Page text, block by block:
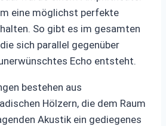
eine möglichst perfekte
So gibt es im gesamten
sich parallel gegenüber
Echo entsteht.
bestehen aus
Hölzern, die dem Raum
Akustik ein gediegenes